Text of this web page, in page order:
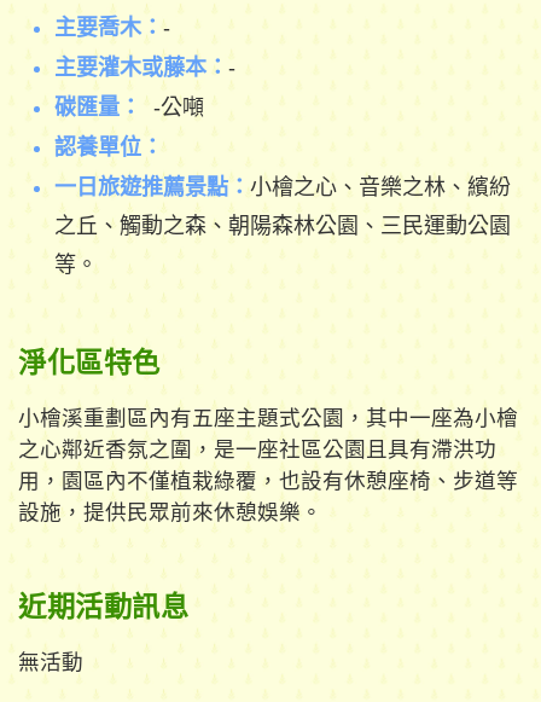
主要喬木： -
主要灌木或藤本： -
碳匯量： -公噸
認養單位：
一日旅遊推薦景點：小檜之心、音樂之林、繽紛
之丘、觸動之森、朝陽森林公園、三民運動公園
等。
淨化區特色
小檜溪重劃區內有五座主題式公園，其中一座為小檜
之心鄰近香氛之圍，是一座社區公園且具有滯洪功
用，園區內不僅植栽綠覆，也設有休憩座椅、步道等
設施，提供民眾前來休憩娛樂。
近期活動訊息
無活動